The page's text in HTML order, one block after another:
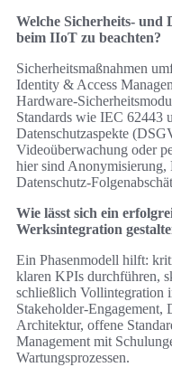
Welche Sicherheits- und
beim IIoT zu beachten?
Sicherheitsmaßnahmen
Identity & Access
Standards wie IEC 62443
Datenschutzaspekte
Videoüberwachung oder
hier sind Anonymisierung,
Wie lässt sich ein
Werksintegration
Ein Phasenmodell hilft:
klaren KPIs durchführen,
schließlich Vollintegration
Stakeholder‑Engagement,
Architektur, offene
Management mit
Wartungsprozessen.